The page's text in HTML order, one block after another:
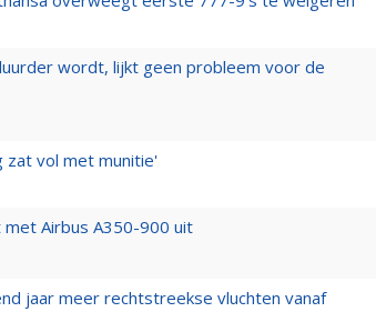
wordt, lijkt geen probleem voor de
zat vol met munitie'
Airbus A350-900 uit
jaar meer rechtstreekse vluchten vanaf